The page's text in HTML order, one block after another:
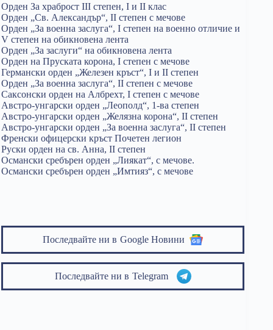
Орден За храброст III степен, I и II клас
Орден „Св. Александър“, II степен с мечове
Орден „За военна заслуга“, I степен на военно отличие и
V степен на обикновена лента
Орден „За заслуги“ на обикновена лента
Орден на Пруската корона, I степен с мечове
Германски орден „Железен кръст“, I и II степен
Орден „За военна заслуга“, II степен с мечове
Саксонски орден на Албрехт, I степен с мечове
Австро-унгарски орден „Леополд“, 1-ва степен
Австро-унгарски орден „Желязна корона“, II степен
Австро-унгарски орден „За военна заслуга“, II степен
Френски офицерски кръст Почетен легион
Руски орден на св. Анна, II степен
Османски сребърен орден „Лиякат“, с мечове.
Османски сребърен орден „Имтияз“, с мечове
Последвайте ни в Google Новини
Последвайте ни в Telegram